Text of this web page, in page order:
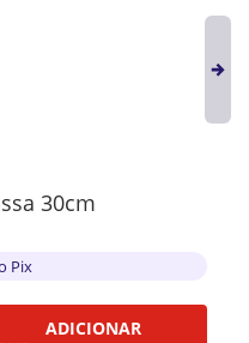
30cm
Pix
ADICIONAR